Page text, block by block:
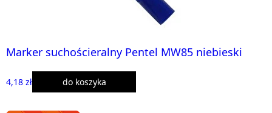
Marker suchościeralny Pentel MW85 niebieski
4,18 zł do koszyka